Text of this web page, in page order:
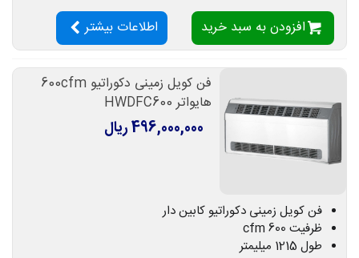
افزودن به سبد خرید اطلاعات بیشتر
فن کویل زمینی دکوراتیو 600cfm
هایواتر HWDFC600
496,000,000 ریال
فن کویل زمینی دکوراتیو کابین دار
ظرفیت 600 cfm
طول 1215 میلیمتر